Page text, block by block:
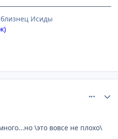
Исиды
\это вовсе не плохо\